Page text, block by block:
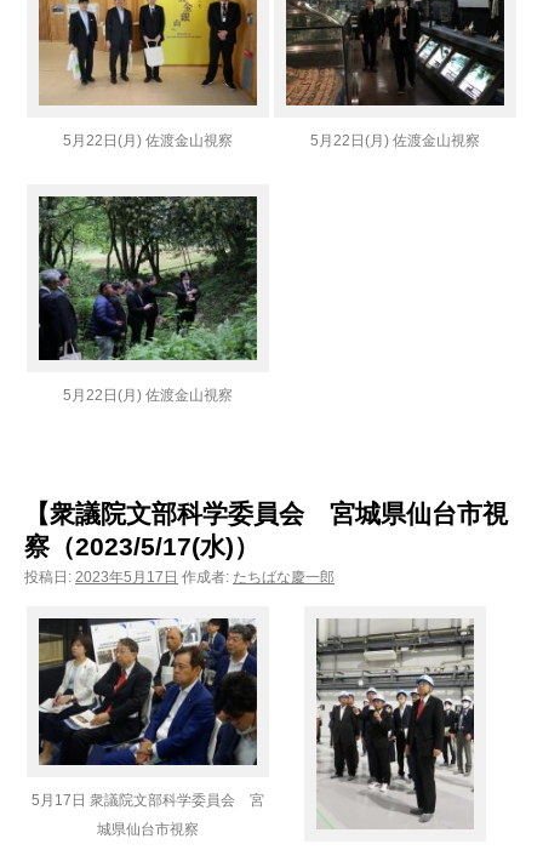
5月22日(月) 佐渡金山視察 5月22日(月) 佐渡金山視察
5月22日(月) 佐渡金山視察
【衆議院文部科学委員会 宮城県仙台市視
察（2023/5/17(水)）
投稿日: 2023年5月17日 作成者: たちばな慶一郎
5月17日 衆議院文部科学委員会 宮
城県仙台市視察